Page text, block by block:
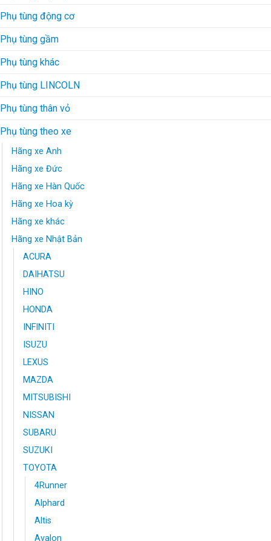
Phụ tùng động cơ
Phụ tùng gầm
Phụ tùng khác
Phụ tùng LINCOLN
Phụ tùng thân vỏ
Phụ tùng theo xe
Hãng xe Anh
Hãng xe Đức
Hãng xe Hàn Quốc
Hãng xe Hoa kỳ
Hãng xe khác
Hãng xe Nhật Bản
ACURA
DAIHATSU
HINO
HONDA
INFINITI
ISUZU
LEXUS
MAZDA
MITSUBISHI
NISSAN
SUBARU
SUZUKI
TOYOTA
4Runner
Alphard
Altis
Avalon